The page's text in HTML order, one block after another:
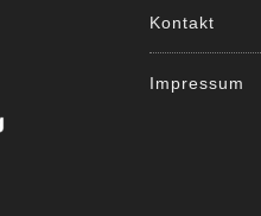
Kontakt
Impressum